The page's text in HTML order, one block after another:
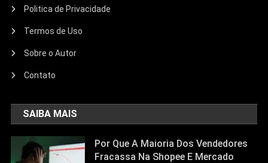
Politica de Privacidade
Termos de Uso
Sobre o Autor
Contato
SAIBA MAIS
Por Que A Maioria Dos Vendedores
Fracassa Na Shopee E Mercado